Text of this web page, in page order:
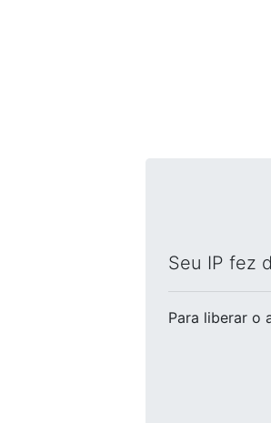
Seu IP fez
Para liberar o